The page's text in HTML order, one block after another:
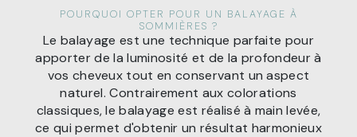
POURQUOI OPTER POUR UN BALAYAGE À
SOMMIÈRES ?
Le balayage est une technique parfaite pour
apporter de la luminosité et de la profondeur à
vos cheveux tout en conservant un aspect
naturel. Contrairement aux colorations
classiques, le balayage est réalisé à main levée,
ce qui permet d'obtenir un résultat harmonieux